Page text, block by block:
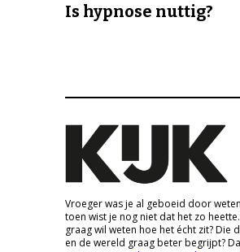
Is hypnose nuttig?
Vroeger was je al geboeid door
toen wist je nog niet dat het zo
graag wil weten hoe het écht zit?
en de wereld graag beter begrijpt?